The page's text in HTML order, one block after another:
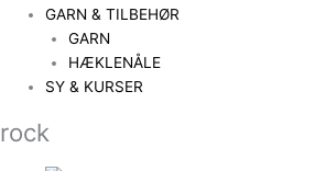
GARN & TILBEHØR
GARN
HÆKLENÅLE
SY & KURSER
rock